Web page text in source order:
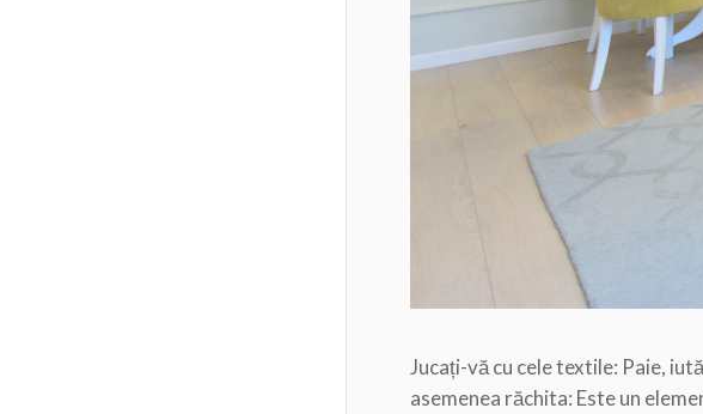
Jucați-vă cu cele textile: Paie,
asemenea răchita: Este un